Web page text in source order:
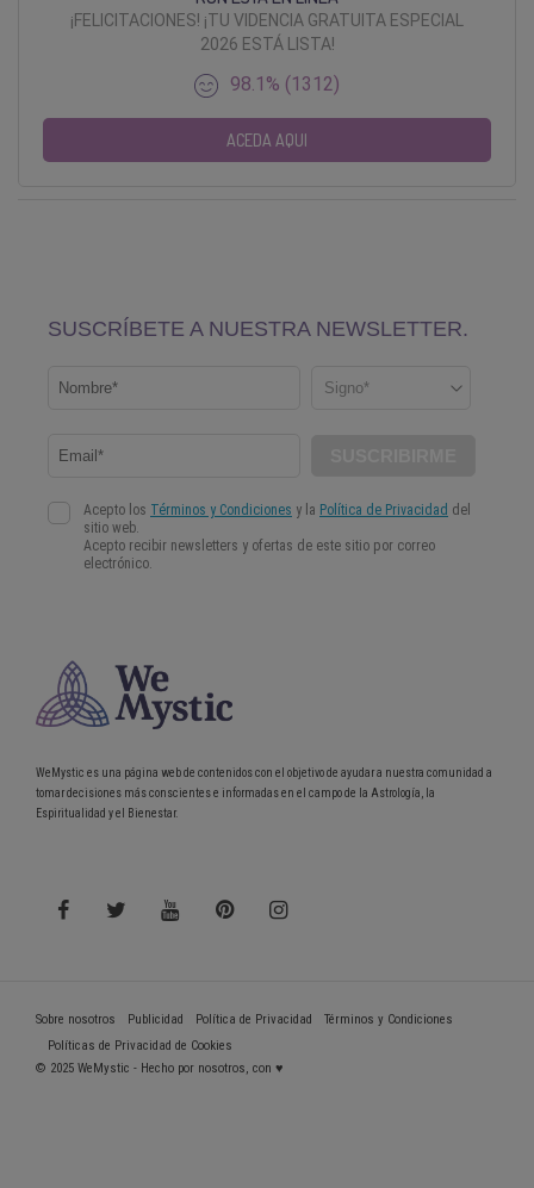
¡FELICITACIONES! ¡TU VIDENCIA GRATUITA ESPECIAL
2026 ESTÁ LISTA!
98.1% (1312)
ACEDA AQUI
WeMystic es una página web de contenidos con el objetivo de ayudar a nuestra comunidad a
tomar decisiones más conscientes e informadas en el campo de la Astrología, la
Espiritualidad y el Bienestar.
Sobre nosotros Publicidad Política de Privacidad
Términos y Condiciones
Políticas de Privacidad de Cookies
© 2025 WeMystic - Hecho por nosotros, con ♥